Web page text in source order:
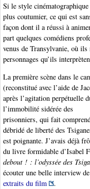
Si le style
plus coutumier, ce qui est
façon dont il a réussi à
part quelques comédiens
venus de Transylvanie, où ils
personnages qu’ils
La première scène dans le
(reconstitué avec l’aide de
après l’agitation perpétuelle
l’immobilité sidérée des
prisonniers, qui fait
débridé de liberté des
est poignante. J’avais déjà
du livre formidable d’Isabel
debout ! : l’odyssée des
écouter une belle interview
extraits du film
.